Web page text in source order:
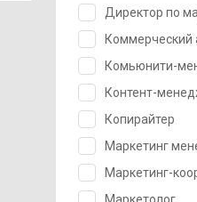
Директор по
Коммерческий
Комьюнити-
Контент-
Копирайтер
Маркетинг
Маркетинг-